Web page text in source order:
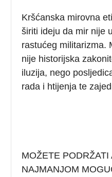
Kršćanska mirovna
širiti ideju da mir nije
rastućeg militarizma.
nije historijska
iluzija, nego
rada i htijenja te
MOŽETE PODRŽATI
NAJMANJOM